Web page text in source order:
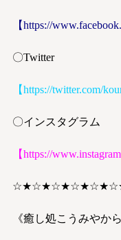
【https://
〇Twitter
【https://twitter.com/
〇インスタグラム
【https://
《癒し処こうみやか